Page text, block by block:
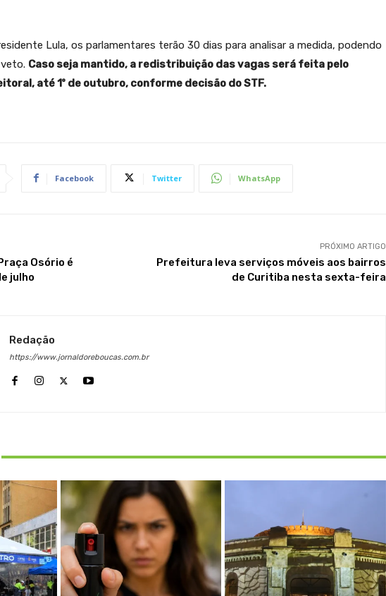
Lula, os parlamentares terão 30 dias para analisar a medida, podendo
Caso seja mantido, a redistribuição das vagas será feita pelo
até 1º de outubro, conforme decisão do STF.
Facebook Twitter WhatsApp
Osório é
julho
PRÓXIMO ARTIGO
Prefeitura leva serviços móveis aos bairros
de Curitiba nesta sexta-feira
Redação
https://www.jornaldoreboucas.com.br